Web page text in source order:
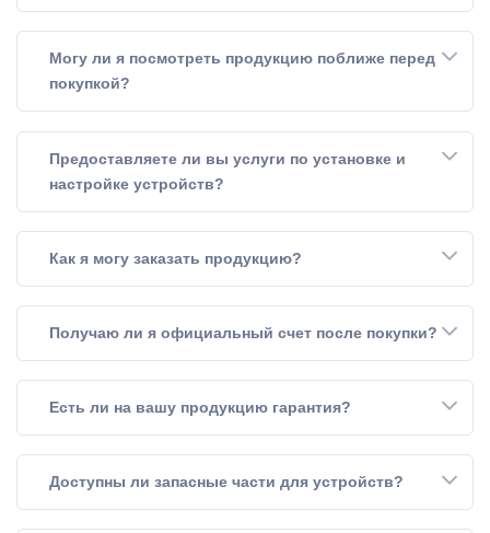
Могу ли я посмотреть продукцию поближе перед
покупкой?
Предоставляете ли вы услуги по установке и
настройке устройств?
Как я могу заказать продукцию?
Получаю ли я официальный счет после покупки?
Есть ли на вашу продукцию гарантия?
Доступны ли запасные части для устройств?